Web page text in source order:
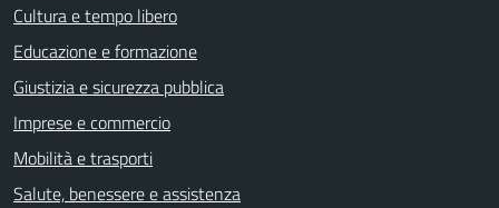
Cultura e tempo libero
Educazione e formazione
Giustizia e sicurezza pubblica
Imprese e commercio
Mobilità e trasporti
Salute, benessere e assistenza